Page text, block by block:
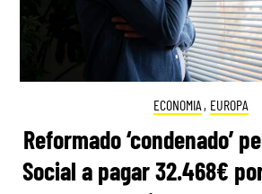
ECONOMIA , EUROPA
Reformado ‘condenado’
Social a pagar 32.468€